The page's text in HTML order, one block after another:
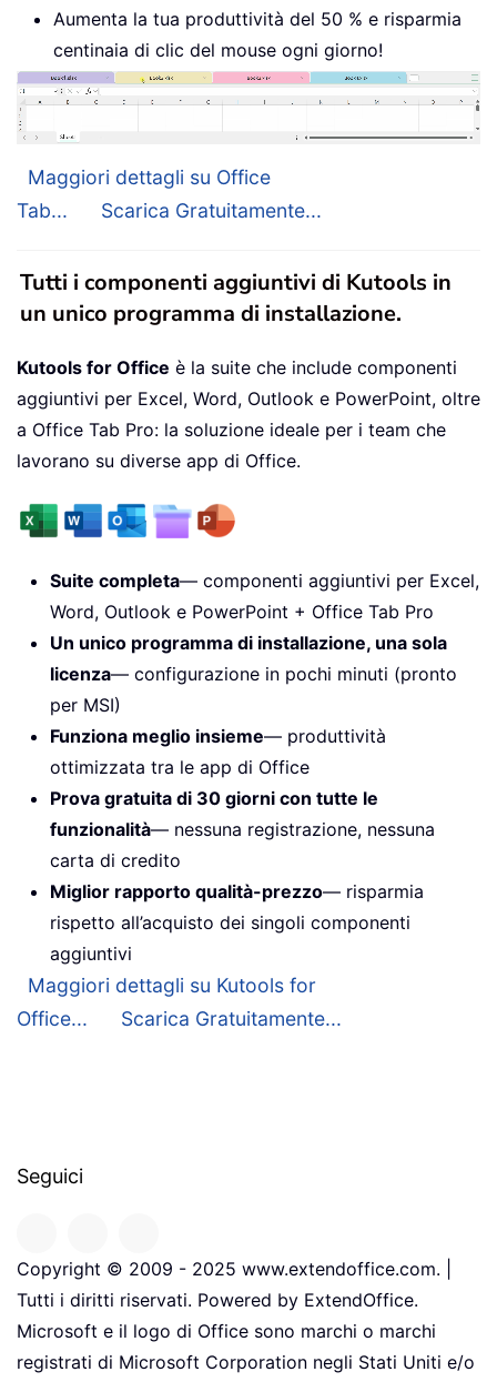
Aumenta la tua produttività del 50 % e risparmia
centinaia di clic del mouse ogni giorno!
Maggiori dettagli su Office
Tab...
Scarica Gratuitamente...
Tutti i componenti aggiuntivi di Kutools in
un unico programma di installazione.
Kutools for Office è la suite che include componenti
aggiuntivi per Excel, Word, Outlook e PowerPoint, oltre
a Office Tab Pro: la soluzione ideale per i team che
lavorano su diverse app di Office.
Suite completa— componenti aggiuntivi per Excel,
Word, Outlook e PowerPoint + Office Tab Pro
Un unico programma di installazione, una sola
licenza— configurazione in pochi minuti (pronto
per MSI)
Funziona meglio insieme— produttività
ottimizzata tra le app di Office
Prova gratuita di 30 giorni con tutte le
funzionalità— nessuna registrazione, nessuna
carta di credito
Miglior rapporto qualità-prezzo— risparmia
rispetto all’acquisto dei singoli componenti
aggiuntivi
Maggiori dettagli su Kutools for
Office...
Scarica Gratuitamente...
Seguici
Copyright © 2009 - 2025 www.extendoffice.com. |
Tutti i diritti riservati. Powered by ExtendOffice.
Microsoft e il logo di Office sono marchi o marchi
registrati di Microsoft Corporation negli Stati Uniti e/o